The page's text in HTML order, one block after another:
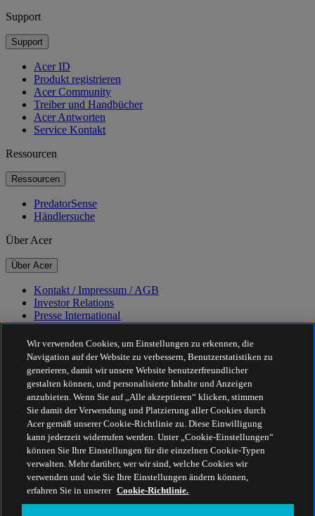
Support
Support
Acer ID
Produkt registrieren
Acer Community
Treiber und Handbücher
Acer Antworten
Service Kontakt
Ressourcen
Ressourcen
PredatorSense
Händlersuche
Über Acer
Über Acer
Kontakt / Impressum / AGB
Investor Relations
Presse International
Auszeichnungen
Veranstaltungen
Nachhaltigkeit
Nachhaltigkeit
Corporate Social Responsibility
CO2-Bilanz unserer Produkte
Project Humanity
Earthion
Datenschutzrichtlinie
Cookie-Richtlinie
Rechtlicher Hinweis
Wir verwenden Cookies, um Einstellungen zu erkennen, die
Navigation auf der Website zu verbessern, Benutzerstatistiken zu
generieren, damit wir unsere Website benutzerfreundlicher
gestalten können, und personalisierte Inhalte und Anzeigen
anzubieten. Wenn Sie auf „Alle akzeptieren“ klicken, stimmen
Sie damit der Verwendung und Platzierung aller Cookies durch
Acer gemäß unserer Cookie-Richtlinie zu. Diese Einwilligung
kann jederzeit widerrufen werden. Unter „Cookie-Einstellungen“
können Sie Ihre Einstellungen für die einzelnen Cookie-Typen
verwalten. Mehr darüber, wer wir sind, welche Cookies wir
verwenden und wie Sie Ihre Einstellungen ändern können,
erfahren Sie in unserer Cookie-Richtlinie.